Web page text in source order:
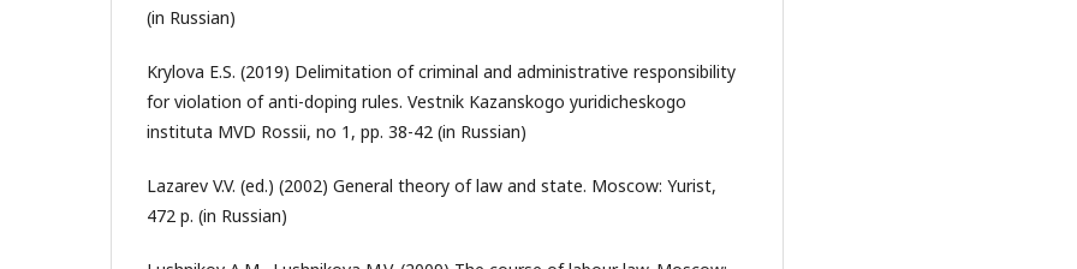
(in Russian)
Krylova E.S. (2019) Delimitation of criminal and administrative responsibility
for violation of anti-doping rules. Vestnik Kazanskogo yuridicheskogo
instituta MVD Rossii, no 1, pp. 38-42 (in Russian)
Lazarev V.V. (ed.) (2002) General theory of law and state. Moscow: Yurist,
472 p. (in Russian)